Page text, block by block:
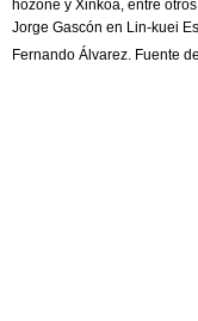
hozone y Xinkoa, entre
Jorge Gascón en Lin-kuei
Fernando Álvarez. Fuente